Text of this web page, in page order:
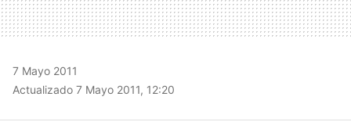
7 Mayo 2011
Actualizado 7 Mayo 2011, 12:20